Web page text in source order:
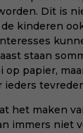
Dit is
kinderen
staan
op papier,
ieders
het maken
immers niet